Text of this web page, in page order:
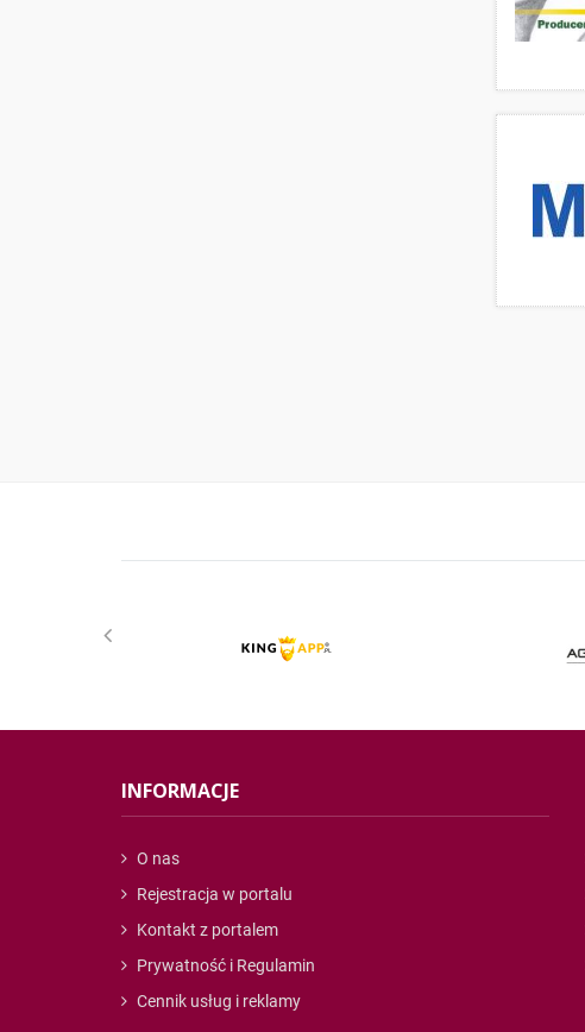
INFORMACJE
O nas
Rejestracja w portalu
Kontakt z portalem
Prywatność i Regulamin
Cennik usług i reklamy